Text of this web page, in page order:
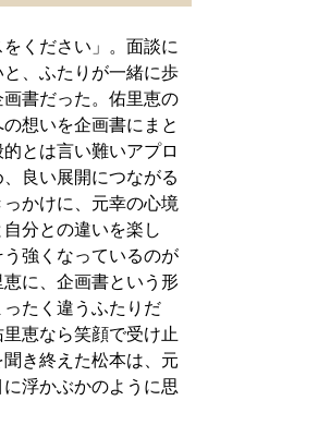
ください」。面談に
、ふたりが一緒に歩
書だった。佑里恵の
想いを企画書にまと
とは言い難いアプロ
良い展開につながる
かけに、元幸の心境
分との違いを楽し
強くなっているのが
に、企画書という形
たく違うふたりだ
恵なら笑顔で受け止
き終えた松本は、元
浮かぶかのように思